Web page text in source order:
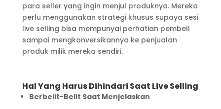
para seller yang ingin menjul produknya. Mereka
perlu menggunakan strategi khusus supaya sesi
live selling bisa mempunyai perhatian pembeli
sampai mengkonversikannya ke penjualan
produk milik mereka sendiri.
Hal Yang Harus Dihindari Saat Live Selling
Berbelit-Belit Saat Menjelaskan